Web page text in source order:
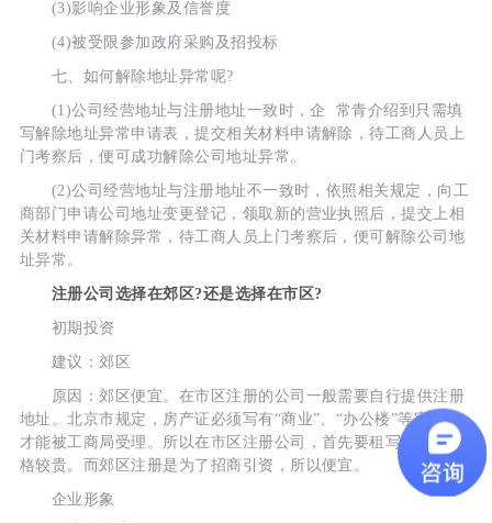
(3)影响企业形象及信誉度
(4)被受限参加政府采购及招投标
七、如何解除地址异常呢?
(1)公司经营地址与注册地址一致时，企 常青介绍到只需填
写解除地址异常申请表，提交相关材料申请解除，待工商人员上
门考察后，便可成功解除公司地址异常。
(2)公司经营地址与注册地址不一致时，依照相关规定，向工
商部门申请公司地址变更登记，领取新的营业执照后，提交上相
关材料申请解除异常，待工商人员上门考察后，便可解除公司地
址异常。
注册公司选择在郊区?还是选择在市区?
初期投资
建议：郊区
原因：郊区便宜。在市区注册的公司一般需要自行提供注册
地址。北京市规定，房产证必须写有“商业”、“办公楼”等字样，
才能被工商局受理。所以在市区注册公司，首先要租写字楼，价
格较贵。而郊区注册是为了招商引资，所以便宜。
企业形象